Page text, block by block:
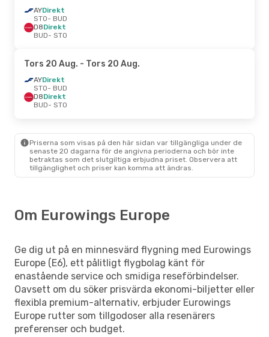
AYDirekt
STO- BUD
D8Direkt
BUD- STO
Tors 20 Aug. - Tors 20 Aug.
AYDirekt
STO- BUD
D8Direkt
BUD- STO
Priserna som visas på den här sidan var tillgängliga under de
senaste 20 dagarna för de angivna perioderna och bör inte
betraktas som det slutgiltiga erbjudna priset. Observera att
tillgänglighet och priser kan komma att ändras.
Om Eurowings Europe
Ge dig ut på en minnesvärd flygning med Eurowings
Europe (E6), ett pålitligt flygbolag känt för
enastående service och smidiga reseförbindelser.
Oavsett om du söker prisvärda ekonomi-biljetter eller
flexibla premium-alternativ, erbjuder Eurowings
Europe rutter som tillgodoser alla resenärers
preferenser och budget.